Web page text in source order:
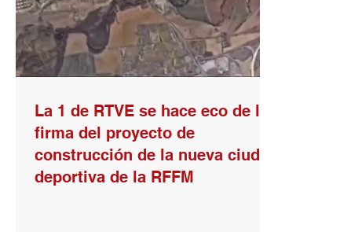
La 1 de RTVE se hace eco de la
firma del proyecto de
construcción de la nueva ciudad
deportiva de la RFFM